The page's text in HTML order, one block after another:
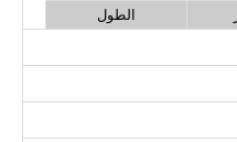
الطول
141